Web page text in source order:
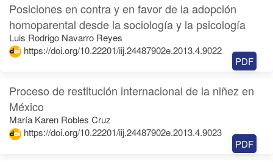
Posiciones en contra y en favor de la adopción
homoparental desde la sociología y la psicología
Luis Rodrigo Navarro Reyes
https://doi.org/10.22201/iij.24487902e.2013.4.9022
PDF
Proceso de restitución internacional de la niñez en
México
María Karen Robles Cruz
https://doi.org/10.22201/iij.24487902e.2013.4.9023
PDF